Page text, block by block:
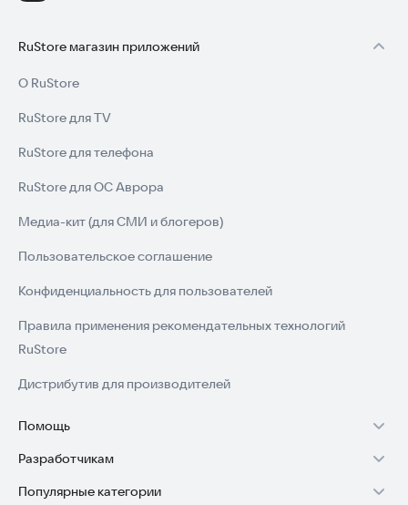
RuStore магазин приложений
О RuStore
RuStore для TV
RuStore для телефона
RuStore для ОС Аврора
Медиа-кит (для СМИ и блогеров)
Пользовательское соглашение
Конфиденциальность для пользователей
Правила применения рекомендательных технологий
RuStore
Дистрибутив для производителей
Помощь
Установка RuStore на TV
Установка RuStore на телефон
Разработчикам
Зарабатывать с RuStore
Популярные категории